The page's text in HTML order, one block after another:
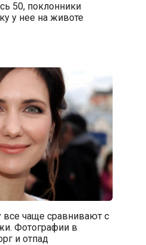
50, поклонники
у нее на животе
все чаще сравнивают с
Фотографии в
и отпад